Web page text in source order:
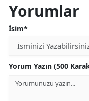
Yorumlar
İsim*
Yorum Yazın (500